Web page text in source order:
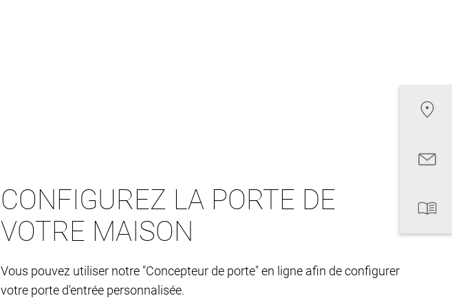
CONFIGUREZ LA PORTE DE
VOTRE MAISON
Vous pouvez utiliser notre "Concepteur de porte" en ligne afin de configurer
votre porte d'entrée personnalisée.